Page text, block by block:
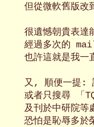
但從微軟舊版
很遺憾朝貴表
經過多次的
也許這就是我一
又, 順便一提:
或者只搜尋 「
及刊於中研院
恐怕是恥辱多